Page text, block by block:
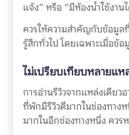
แจ้ง” หรือ “มีห้องน้ำใช้งาน
ควรให้ความสำคัญกับข้อมูล
รู้สึกทั่วไป โดยเฉพาะเมื่อข้
ไม่เปรียบเทียบหลายแ
การอ่านรีวิวจากแหล่งเดียว
ที่พักมีรีวิวดีมากในช่องทาง
มากในอีกช่องทางหนึ่ง คว